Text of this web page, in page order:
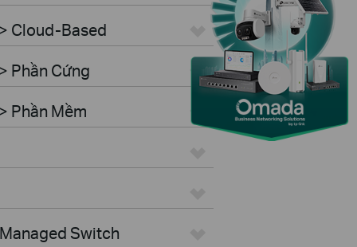
Cloud-Based
Phần Cứng
Phần Mềm
Switch